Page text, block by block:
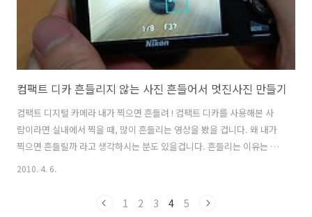
컴팩트 디카 흔들리지 않는 사진 흔들어서 멋진사진 만들기
컴팩트 디지털 카메라 내가 찍으면 흔들려 ! 컴팩트 디카를 사용해본 사
람이라면 실내에서 찍을 때, 많이 흔들리는 영상을 봤을 겁니다. 왜 내가
찍으면 흔들릴까 라고 생각하시는 분도 있을겁니다. 흔들리는 이유는 셔
터스피드가 확보되지 않아서 입니다. 흔들리지 않는 사진을 찍는 방법에
반셔터를 눌러보았습니다. 1/8 초가 나옵니다. 이정도 셔터스피드라면,
2010. 4. 6.
1 2 3 4 5